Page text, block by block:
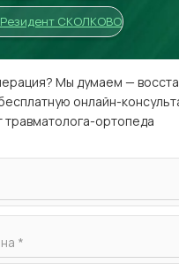
Резидент СКОЛКОВО
Мы думаем —
онлайн-
травматолога-ортопеда
*